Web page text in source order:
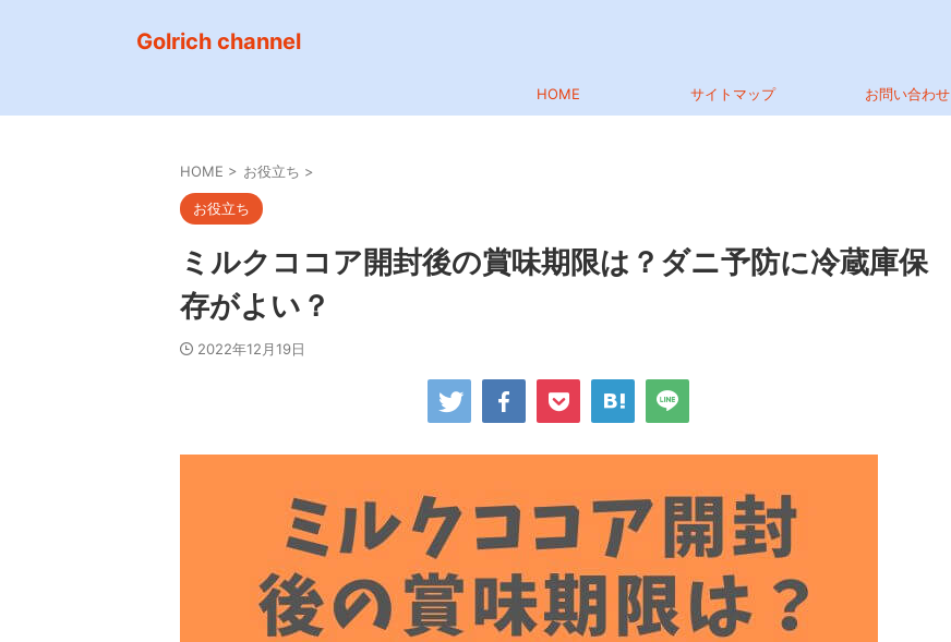
Golrich channel
HOME サイトマップ お問い合わせ
HOME > お役立ち >
お役立ち
ミルクココア開封後の賞味期限は？ダニ予防に冷蔵庫保
存がよい？
2022年12月19日